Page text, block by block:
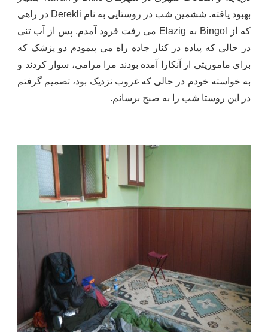
بهبود یافته. ششمین شب در روستایی به نام Derekli در راهی
که از
Bingol به Elazig می رفت فرود آمدم. پس از آب تنی
در حالی که پیاده در کنار جاده راه می پیمودم دو پزشک که
برای ماموریتی از آنکارا آمده بودند مرا مرامی، سوار کردند و
به خواسته خودم در حالی که غروب نزدیک بود، تصمیم گرفتم
در این روستا شب را به صبح برسانم.